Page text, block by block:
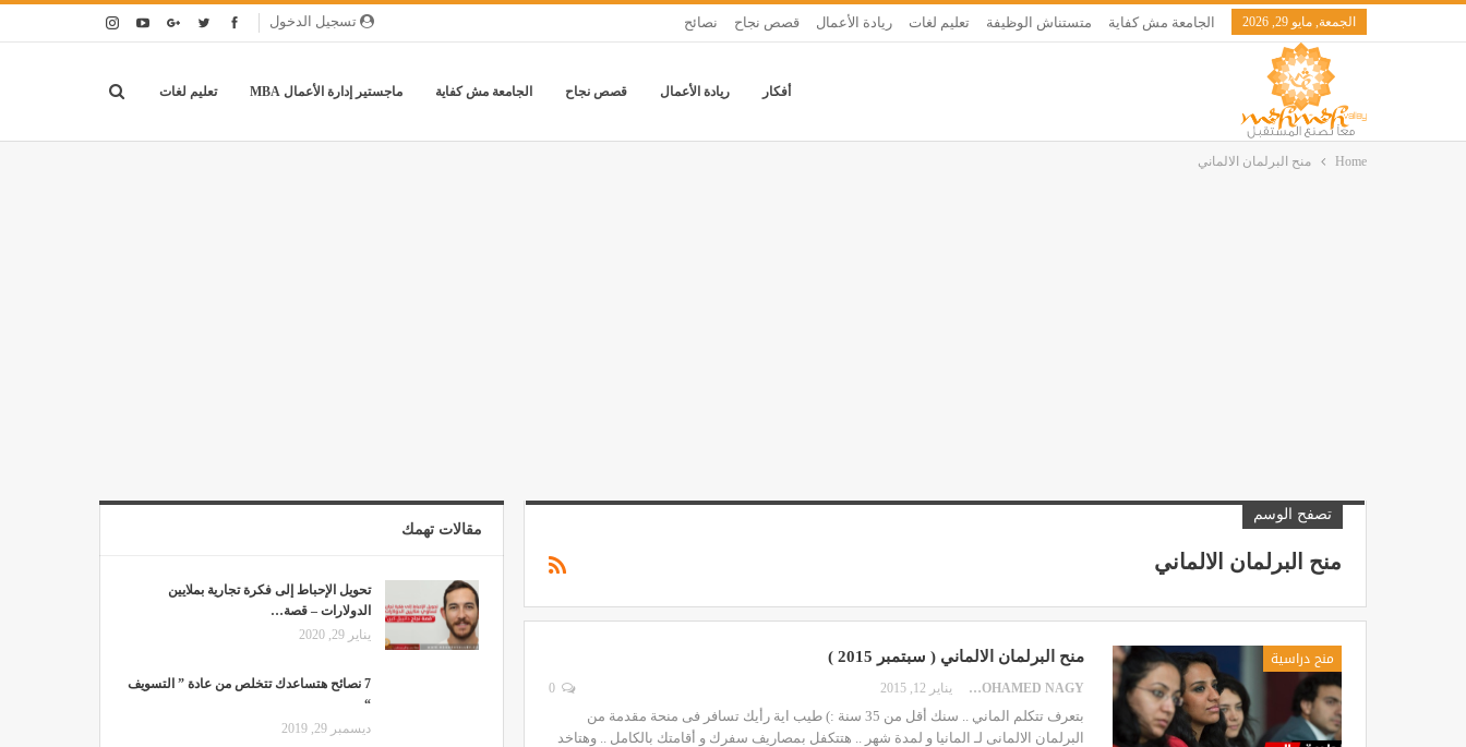
تسجيل الدخول الجمعة, مايو 29, 2026 الجامعة مش كفاية متستناش الوظيفة تعليم لغات ريادة الأعمال قصص نجاح نصائح
أفكار ريادة الأعمال قصص نجاح الجامعة مش كفاية ماجستير إدارة الأعمال MBA تعليم لغات
Home منح البرلمان الالماني
تصفح الوسم
منح البرلمان الالماني
منح دراسية منح البرلمان الالماني ( سبتمبر 2015 )
MOHAMED NAGY يناير 12, 2015
بتعرف تتكلم الماني .. سنك أقل من 35 سنة :) طيب اية رأيك تسافر فى منحة مقدمة من
البرلمان الالمانى لـ المانيا و لمدة شهر .. هتتكفل بمصاريف سفرك و أقامتك بالكامل .. وهتاخد
مقالات تهمك
تحويل الإحباط إلى فكرة تجارية بملايين
الدولارات – قصة…
يناير 29, 2020
7 نصائح هتساعدك تتخلص من عادة ” التسويف
“
ديسمبر 29, 2019